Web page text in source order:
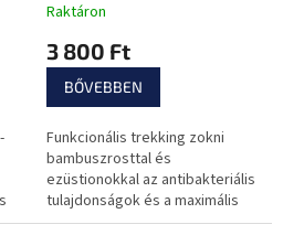
Raktáron
3 800 Ft
BŐVEBBEN
Funkcionális trekking zokni
bambuszrosttal és
ezüstionokkal az antibakteriális
tulajdonságok és a maximális
hőkomfort érdekében.